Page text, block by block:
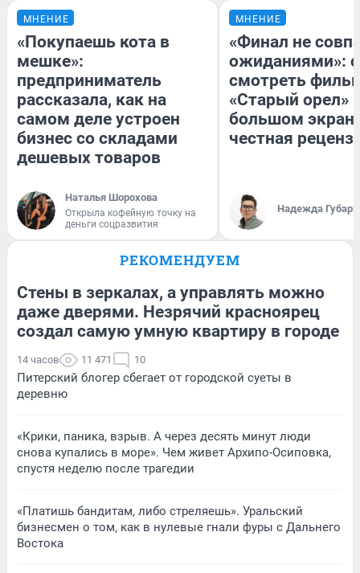
МНЕНИЕ
«Покупаешь кота в
мешке»:
предприниматель
рассказала, как на
самом деле устроен
бизнес со складами
дешевых товаров
Наталья Шорохова
Открыла кофейную точку на
деньги соцразвития
МНЕНИЕ
«Финал не
ожиданиями»:
смотреть
«Старый орел»
большом
честная
Надежда Губарь
РЕКОМЕНДУЕМ
Стены в зеркалах, а управлять можно
даже дверями. Незрячий красноярец
создал самую умную квартиру в городе
14 часов 11 471 10
Питерский блогер сбегает от городской суеты в
деревню
«Крики, паника, взрыв. А через десять минут люди
снова купались в море». Чем живет Архипо-Осиповка,
спустя неделю после трагедии
«Платишь бандитам, либо стреляешь». Уральский
бизнесмен о том, как в нулевые гнали фуры с Дальнего
Востока